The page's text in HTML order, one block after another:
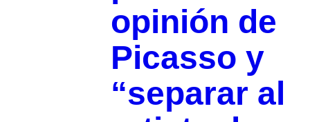
opinión de
Picasso y
“separar al